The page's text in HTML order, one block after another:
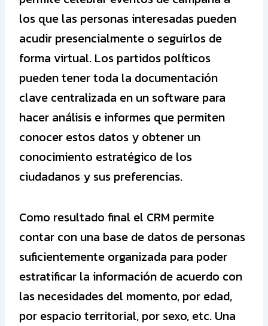
los que las personas interesadas pueden
acudir presencialmente o seguirlos de
forma virtual. Los partidos políticos
pueden tener toda la documentación
clave centralizada en un software para
hacer análisis e informes que permiten
conocer estos datos y obtener un
conocimiento estratégico de los
ciudadanos y sus preferencias.
Como resultado final el CRM permite
contar con una base de datos de personas
suficientemente organizada para poder
estratificar la información de acuerdo con
las necesidades del momento, por edad,
por espacio territorial, por sexo, etc. Una